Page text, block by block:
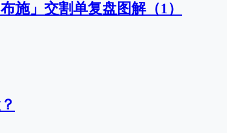
施」交割单复盘图解（1）